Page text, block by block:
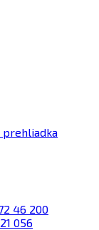
prehliadka
46 200
056